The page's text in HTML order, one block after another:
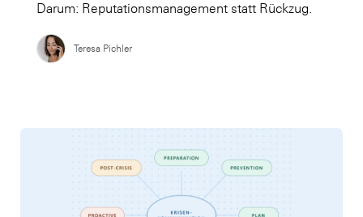
Darum: Reputationsmanagement statt Rückzug.
Teresa Pichler